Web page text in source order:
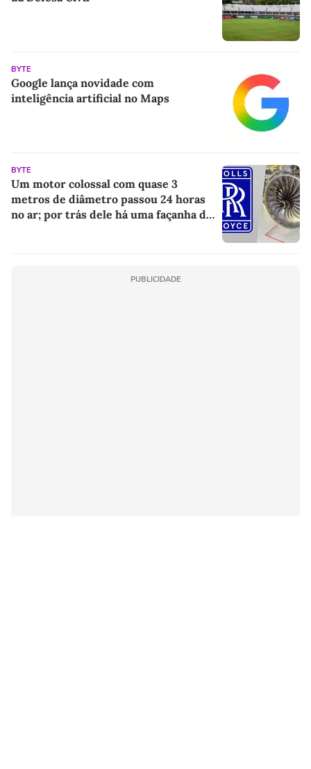
BYTE
Google lança novidade com
inteligência artificial no Maps
BYTE
Um motor colossal com quase 3
metros de diâmetro passou 24 horas
no ar; por trás dele há uma façanha da
PUBLICIDADE